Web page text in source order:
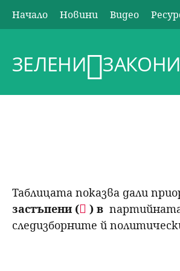
О
с
о
м
Начало Новини Видео
ЗЕЛЕНИ ЗАКОНИ
Таблицата показва дали
застъпени (
) в
следизборните й